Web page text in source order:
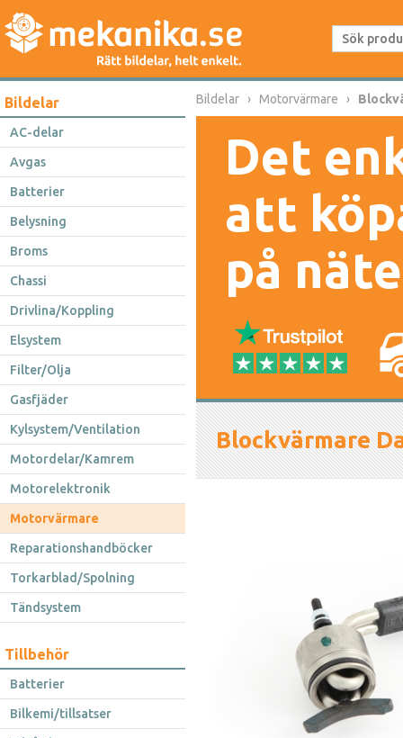
Bildelar
AC-delar
Avgas
Batterier
Belysning
Broms
Chassi
Drivlina/Koppling
Elsystem
Filter/Olja
Gasfjäder
Kylsystem/Ventilation
Motordelar/Kamrem
Motorelektronik
Motorvärmare
Reparationshandböcker
Torkarblad/Spolning
Tändsystem
Tillbehör
Batterier
Bilkemi/tillsatser
Bildelar Motorvärmare
Det
att
på
Blockvärmare